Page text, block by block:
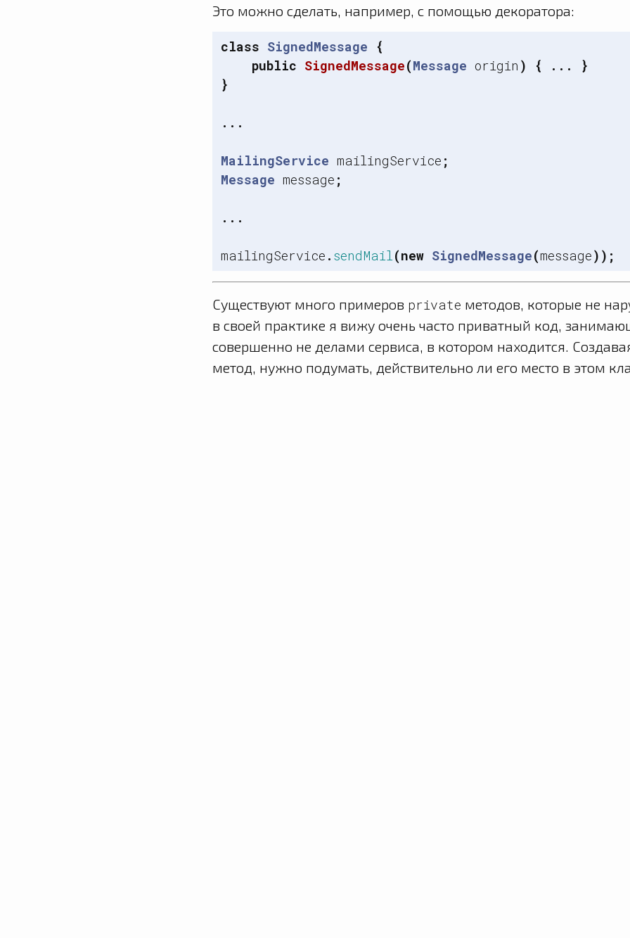
Это можно сделать, например, с помощью декоратора:
class SignedMessage
{
public SignedMessage(Message origin ) { ...
}
}
...
MailingService mailingService ;
Message message ;
...
mailingService . sendMail(new SignedMessage(message));
Существуют много примеров private методов, которые не
в своей практике я вижу очень часто приватный код,
совершенно не делами сервиса, в котором находится.
метод, нужно подумать, действительно ли его место в этом